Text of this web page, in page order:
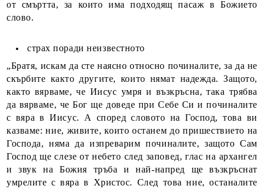
от смъртта, за които има подходящ пасаж в Божието
слово.
страх поради неизвестното
„Братя, искам да сте наясно относно починалите, за да не
скърбите както другите, които нямат надежда. Защото,
както вярваме, че Иисус умря и възкръсна, така трябва
да вярваме, че Бог ще доведе при Себе Си и починалите
с вяра в Иисус. А според словото на Господ, това ви
казваме: ние, живите, които останем до пришествието на
Господа, няма да изпреварим починалите, защото Сам
Господ ще слезе от небето след заповед, глас на архангел
и звук на Божия тръба и най-напред ще възкръснат
умрелите с вяра в Христос. След това ние, останалите